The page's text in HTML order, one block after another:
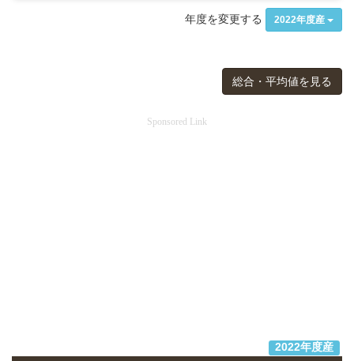
年度を変更する 2022年度産
総合・平均値を見る
Sponsored Link
2022年度産